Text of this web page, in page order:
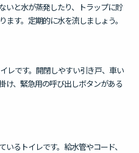
いと水が蒸発したり、トラップに貯
ます。定期的に水を流しましょう。
レです。開閉しやすい引き戸、車い
け、緊急用の呼び出しボタンがある
るトイレです。給水管やコード、